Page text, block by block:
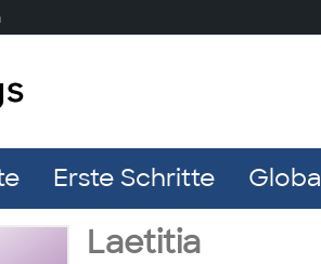
Erste Schritte
Laetitia